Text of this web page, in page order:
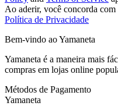
Ao aderir, você concorda com
Política de Privacidade
Bem-vindo aoYamaneta
Yamaneta é a maneira mais
compras em lojas online
Métodos de Pagamento
Yamaneta